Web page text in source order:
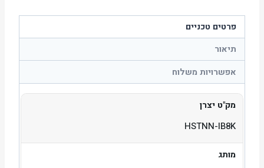
פרטים טכניים
תיאור
אפשרויות משלוח
מק"ט יצרן
HSTNN-IB8K
מותג